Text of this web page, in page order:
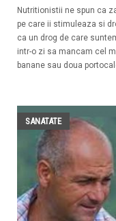
Nutritionistii ne spun ca
pe care ii stimuleaza si
ca un drog de care
intr-o zi sa mancam cel
banane sau doua
SANATATE